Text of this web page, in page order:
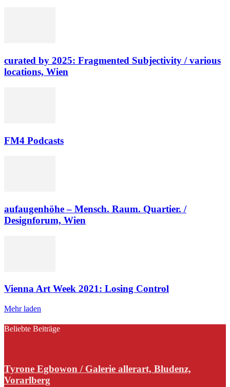
curated by 2025: Fragmented Subjectivity / various
locations, Wien
FM4 Podcasts
aufaugenhöhe – Mensch. Raum. Quartier. /
Designforum, Wien
Vienna Art Week 2021: Losing Control
Mehr laden
Beliebte Beiträge
Tyrone Egbowon / Galerie allerart, Bludenz,
Vorarlberg